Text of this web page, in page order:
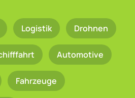
Logistik Drohnen
Automotive
Fahrzeuge